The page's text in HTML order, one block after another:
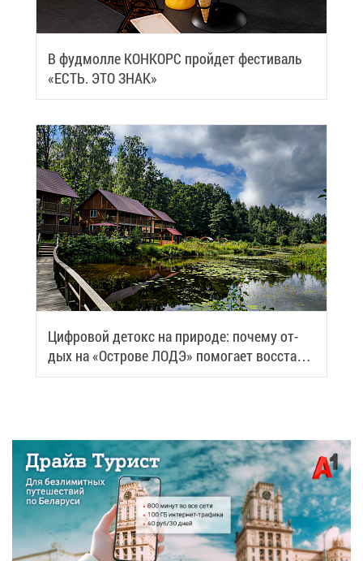
В фуд­мол­ле КОН­КОРС прой­дет фе­сти­валь
«ЕСТЬ. ЭТО ЗНАК»
Циф­ро­вой де­токс на при­ро­де: по­че­му от­
дых на «Ост­ро­ве ЛОДЭ» по­мо­га­ет вос­ста­но­
вить си­лы